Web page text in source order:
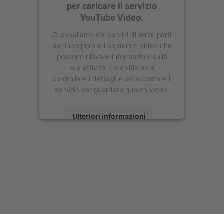
per caricare il servizio
YouTube Video.
Ci avvaliamo dei servizi di terze parti
per incorporare i contenuti video che
possono rilevare informazioni sulla
sua attività. La invitiamo a
controllare i dettagli e ad accettare il
servizio per guardare questo video.
Ulteriori informazioni